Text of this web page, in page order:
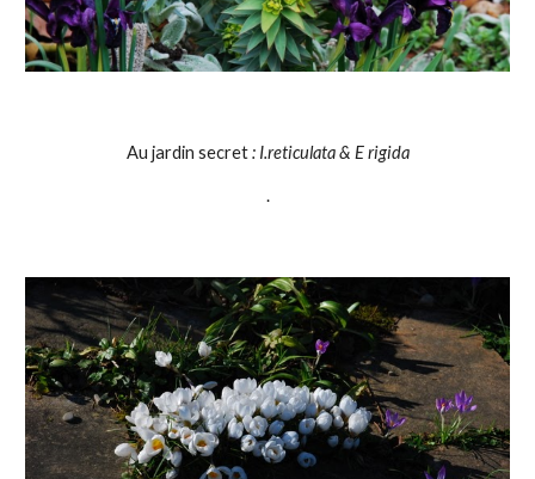
Au jardin secret : I.reticulata & E rigida
.